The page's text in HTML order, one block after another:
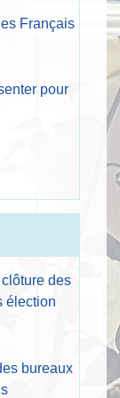
Français
pour
des
élection
bureaux